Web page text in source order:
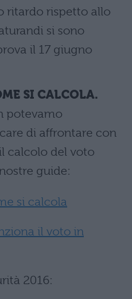
ritardo rispetto allo
si sono
il 17 giugno
SI CALCOLA.
potevamo
di affrontare con
calcolo del voto
guide:
si calcola
il voto in
2016: